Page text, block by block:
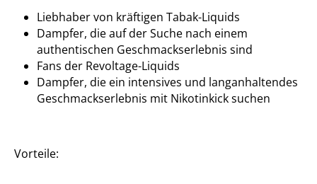
Liebhaber von kräftigen Tabak-Liquids
Dampfer, die auf der Suche nach einem
authentischen Geschmackserlebnis sind
Fans der Revoltage-Liquids
Dampfer, die ein intensives und langanhaltendes
Geschmackserlebnis mit Nikotinkick suchen
Vorteile: